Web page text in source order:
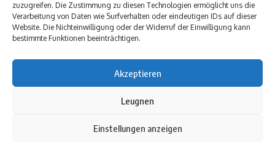
zuzugreifen. Die Zustimmung zu diesen Technologien ermöglicht uns die
Verarbeitung von Daten wie Surfverhalten oder eindeutigen IDs auf dieser
Website. Die Nichteinwilligung oder der Widerruf der Einwilligung kann
bestimmte Funktionen beeinträchtigen.
Akzeptieren
Leugnen
Einstellungen anzeigen
Datenschutzerklärung
Kontakt Uns
Datenschutzerklärung Kontakt Uns